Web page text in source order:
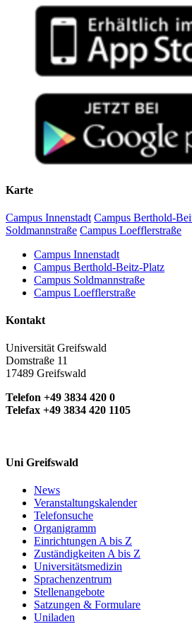
Karte
Campus Innenstadt Campus Berthold-
Soldmannstraße Campus Loefflerstraße
Campus Innenstadt
Campus Berthold-Beitz-Platz
Campus Soldmannstraße
Campus Loefflerstraße
Kontakt
Universität Greifswald
Domstraße 11
17489 Greifswald
Telefon +49 3834 420 0
Telefax +49 3834 420 1105
Uni Greifswald
News
Veranstaltungskalender
Telefonsuche
Organigramm
Einrichtungen A bis Z
Zuständigkeiten A bis Z
Universitätsmedizin
Sprachenzentrum
Stellenangebote
Satzungen & Formulare
Uniladen